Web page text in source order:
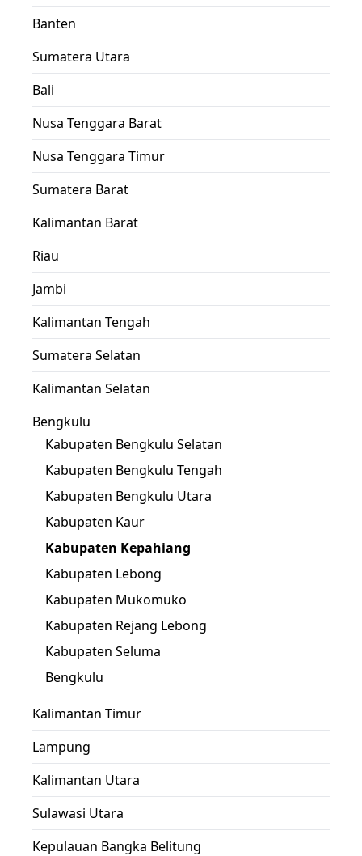
Banten
Sumatera Utara
Bali
Nusa Tenggara Barat
Nusa Tenggara Timur
Sumatera Barat
Kalimantan Barat
Riau
Jambi
Kalimantan Tengah
Sumatera Selatan
Kalimantan Selatan
Bengkulu
Kabupaten Bengkulu Selatan
Kabupaten Bengkulu Tengah
Kabupaten Bengkulu Utara
Kabupaten Kaur
Kabupaten Kepahiang
Kabupaten Lebong
Kabupaten Mukomuko
Kabupaten Rejang Lebong
Kabupaten Seluma
Bengkulu
Kalimantan Timur
Lampung
Kalimantan Utara
Sulawasi Utara
Kepulauan Bangka Belitung